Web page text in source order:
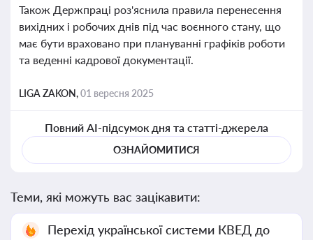
Також Держпраці роз'яснила правила перенесення
вихідних і робочих днів під час воєнного стану, що
має бути враховано при плануванні графіків роботи
та веденні кадрової документації.
LIGA ZAKON,01 вересня 2025
Повний AI-підсумок дня та статті-джерела
ОЗНАЙОМИТИСЯ
Теми, які можуть вас зацікавити:
Перехід української системи КВЕД до